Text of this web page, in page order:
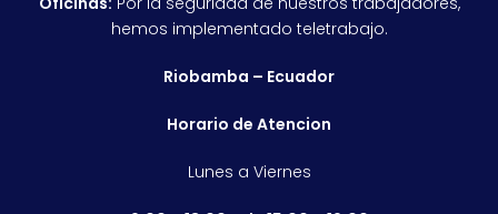
hemos implementado teletrabajo.
Riobamba – Ecuador
Horario de Atencion
Lunes a Viernes